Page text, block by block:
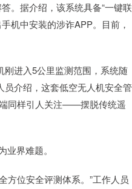
。据介绍，该系统具备“一键联
机中安装的涉诈APP。目前，
进入5公里监测范围，系统随
员介绍，这套低空无人机安全管
端同样引人关注——摆脱传统遥
界难题。
方位安全评测体系。”工作人员